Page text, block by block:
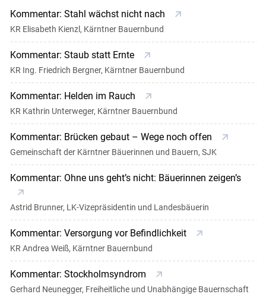
Kommentar: Stahl wächst nicht nach
KR Elisabeth Kienzl, Kärntner Bauernbund
Kommentar: Staub statt Ernte
KR Ing. Friedrich Bergner, Kärntner Bauernbund
Kommentar: Helden im Rauch
KR Kathrin Unterweger, Kärntner Bauernbund
Kommentar: Brücken gebaut – Wege noch offen
Gemeinschaft der Kärntner Bäuerinnen und Bauern, SJK
Kommentar: Ohne uns geht’s nicht: Bäuerinnen zeigen’s
Astrid Brunner, LK-Vizepräsidentin und Landesbäuerin
Kommentar: Versorgung vor Befindlichkeit
KR Andrea Weiß, Kärntner Bauernbund
Kommentar: Stockholmsyndrom
Gerhard Neunegger, Freiheitliche und Unabhängige Bauernschaft